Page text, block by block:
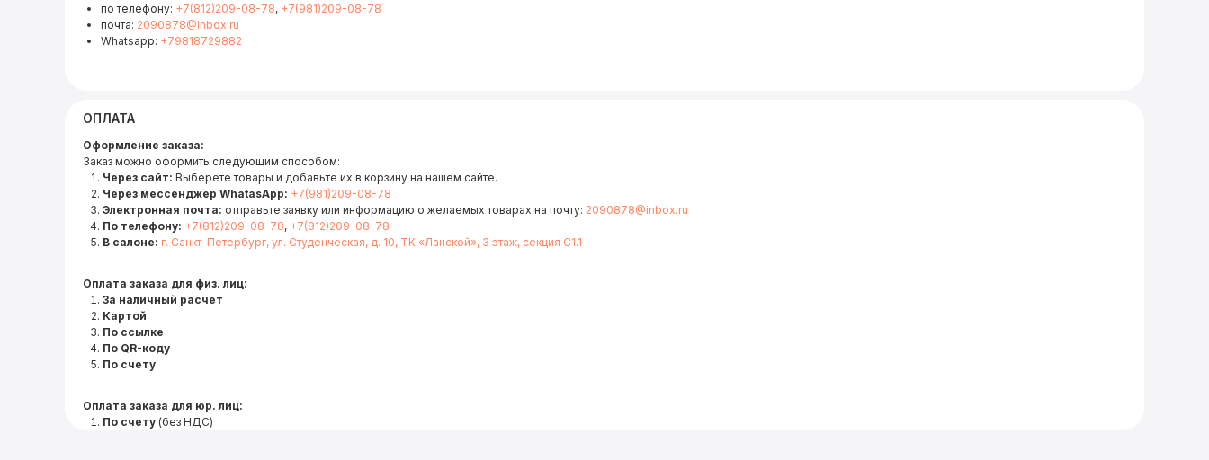
по телефону: +7(812)209-08-78, +7(981)209-08-78
почта: 2090878@inbox.ru
Whatsapp: +79818729882
ОПЛАТА
Оформление заказа:
Заказ можно оформить следующим способом:
Через сайт: Выберете товары и добавьте их в корзину на нашем сайте.
Через мессенджер WhatasApp: +7(981)209-08-78
Электронная почта: отправьте заявку или информацию о желаемых товарах на почту: 2090878@inbox.ru
По телефону: +7(812)209-08-78, +7(812)209-08-78
В салоне: г. Санкт-Петербург, ул. Студенческая, д. 10, ТК «Ланской», 3 этаж, секция С1.1
Оплата заказа для физ. лиц:
За наличный расчет
Картой
По ссылке
По QR-коду
По счету
Оплата заказа для юр. лиц:
По счету (без НДС)